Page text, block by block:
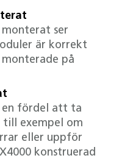
ser
är korrekt
på
en fördel att ta
till exempel om
eller uppför
konstruerad